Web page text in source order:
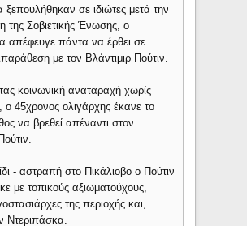
ξεπουλήθηκαν σε ιδιώτες μετά την
της Σοβιετικής Ένωσης, ο
απέφευγε πάντα να έρθει σε
με τον Βλάντιμιρ Πούτιν.
κοινωνική αναταραχή χωρίς
45χρονος ολιγάρχης έκανε το
να βρεθεί απέναντι στον
- αστραπή στο Πικάλιοβο ο Πούτιν
με τοπικούς αξιωματούχους,
της περιοχής και,
Ντεριπάσκα.